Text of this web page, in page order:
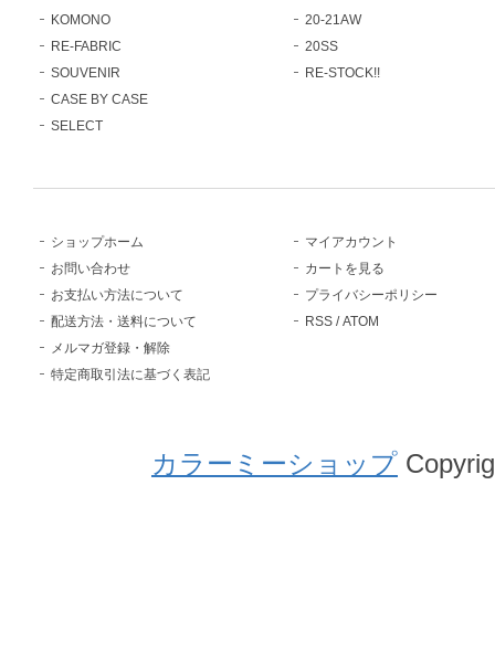
KOMONO
RE-FABRIC
SOUVENIR
CASE BY CASE
SELECT
20-21AW
20SS
RE-STOCK!!
ショップホーム
お問い合わせ
お支払い方法について
配送方法・送料について
メルマガ登録・解除
特定商取引法に基づく表記
マイアカウント
カートを見る
プライバシーポリシー
RSS /ATOM
カラーミーショップ